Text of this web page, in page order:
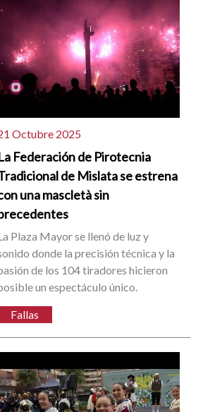
Octubre 2025
Federación de Pirotecnia
de Mislata se estrena
una mascletà sin
Plaza Mayor se llenó de luz y
donde la precisión técnica y la
de los 104 tiradores hicieron
un espectáculo único.
Fallas